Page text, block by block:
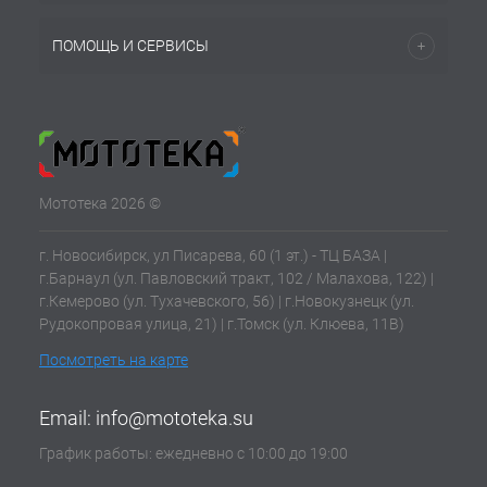
ПОМОЩЬ И СЕРВИСЫ
Мототека 2026 ©
г. Новосибирск, ул Писарева, 60 (1 эт.) - ТЦ БАЗА |
г.Барнаул (ул. Павловский тракт, 102 / Малахова, 122) |
г.Кемерово (ул. Тухачевского, 56) | г.Новокузнецк (ул.
Рудокопровая улица, 21) | г.Томск (ул. Клюева, 11В)
Посмотреть на карте
Email: info@mototeka.su
График работы: ежедневно с 10:00 до 19:00